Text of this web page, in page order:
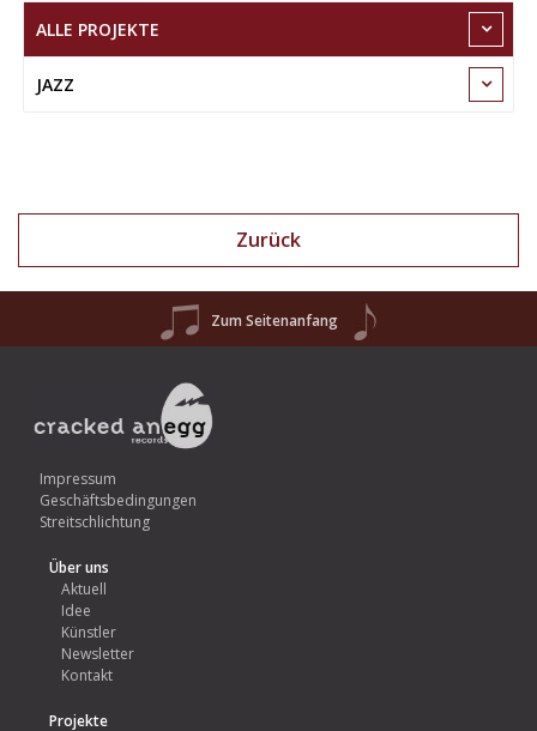
ALLE PROJEKTE
JAZZ
Zurück
Zum Seitenanfang
Impressum
Geschäftsbedingungen
Streitschlichtung
Über uns
Aktuell
Idee
Künstler
Newsletter
Kontakt
Projekte